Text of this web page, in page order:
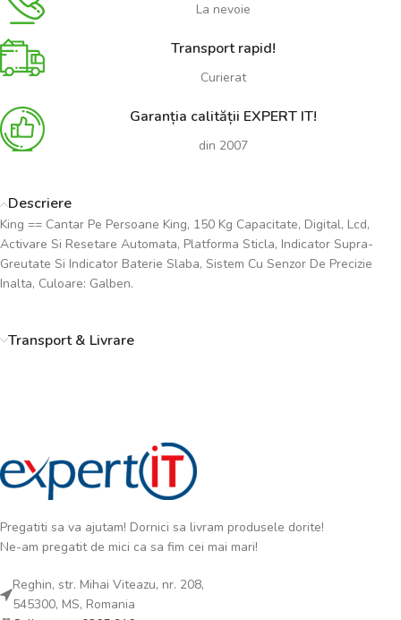
La nevoie
Transport rapid!
Curierat
Garanția calității EXPERT IT!
din 2007
Descriere
King == Cantar Pe Persoane King, 150 Kg Capacitate, Digital, Lcd,
Activare Si Resetare Automata, Platforma Sticla, Indicator Supra-
Greutate Si Indicator Baterie Slaba, Sistem Cu Senzor De Precizie
Inalta, Culoare: Galben.
Transport & Livrare
Pregatiti sa va ajutam! Dornici sa livram produsele dorite!
Ne-am pregatit de mici ca sa fim cei mai mari!
Reghin, str. Mihai Viteazu, nr. 208,
545300, MS, Romania